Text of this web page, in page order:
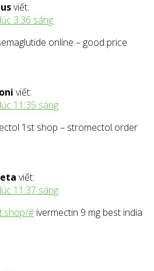
viết:
3:36 sáng
online – good price
viết:
11:35 sáng
1st shop – stromectol order
viết:
11:37 sáng
# ivermectin 9 mg best india